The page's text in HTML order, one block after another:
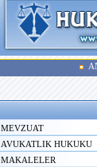
MEVZUAT
AVUKATLIK HUKUKU
MAKALELER